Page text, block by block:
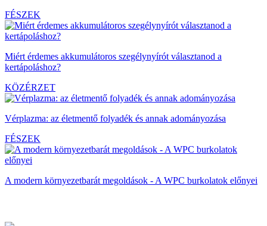
FÉSZEK
Miért érdemes akkumulátoros szegélynyírót választanod a
kertápoláshoz?
KÖZÉRZET
Vérplazma: az életmentő folyadék és annak adományozása
FÉSZEK
A modern környezetbarát megoldások - A WPC burkolatok előnyei